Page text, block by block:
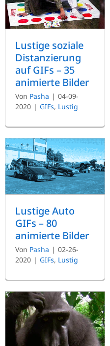
Lustige soziale
Distanzierung
auf GIFs – 35
animierte Bilder
Von Pasha | 04-09-
2020 | GIFs, Lustig
Lustige Auto
GIFs – 80
animierte Bilder
Von Pasha | 02-26-
2020 | GIFs, Lustig